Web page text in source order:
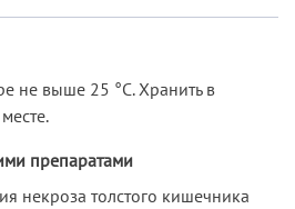
не выше 25 °C. Хранить в
препаратами
некроза толстого кишечника